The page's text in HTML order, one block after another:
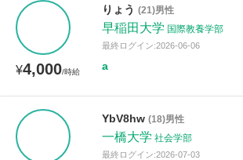
¥4,000/時給
りょう (21)男性
早稲田大学 国際教養学部
最終ログイン:2026-06-06
a
YbV8hw (18)男性
一橋大学 社会学部
最終ログイン:2026-07-03
距離：15km以内
年齢：18-101歳